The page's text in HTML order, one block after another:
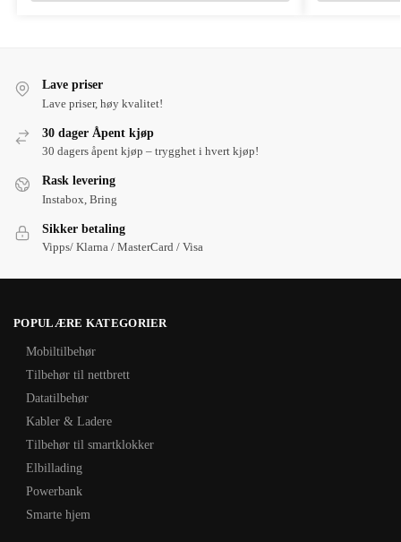
Lave priser
Lave priser, høy kvalitet!
30 dager Åpent kjøp
30 dagers åpent kjøp – trygghet i hvert kjøp!
Rask levering
Instabox, Bring
Sikker betaling
Vipps/ Klarna / MasterCard / Visa
POPULÆRE KATEGORIER
Mobiltilbehør
Tilbehør til nettbrett
Datatilbehør
Kabler & Ladere
Tilbehør til smartklokker
Elbillading
Powerbank
Smarte hjem